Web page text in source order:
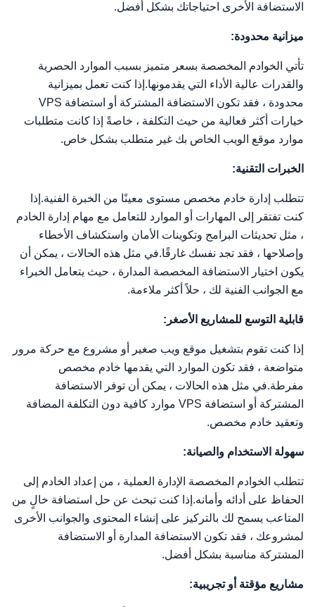
الاستضافة الأخرى احتياجاتك بشكل أفضل.
ميزانية محدودة:
تأتي الخوادم المخصصة بسعر متميز بسبب الموارد الحصرية
والقدرات عالية الأداء التي يقدمونها.إذا كنت تعمل بميزانية
محدودة ، فقد تكون الاستضافة المشتركة أو استضافة VPS
خيارات أكثر فعالية من حيث التكلفة ، خاصةً إذا كانت متطلبات
موارد موقع الويب الخاص بك غير متطلب بشكل خاص.
الخبرات التقنية:
تتطلب إدارة خادم مخصص مستوى معينًا من الخبرة الفنية.إذا
كنت تفتقر إلى المهارات أو الموارد للتعامل مع مهام إدارة الخادم
، مثل تحديثات البرامج وتكوينات الأمان واستكشاف الأخطاء
وإصلاحها ، فقد تجد نفسك غارقًا.في مثل هذه الحالات ، يمكن أن
يكون اختيار الاستضافة المخصصة المدارة ، حيث يتعامل الخبراء
مع الجوانب الفنية لك ، حلاً أكثر ملاءمة.
قابلية التوسع للمشاريع الأصغر:
إذا كنت تقوم بتشغيل موقع ويب صغير أو مشروع مع حركة مرور
متواضعة ، فقد تكون الموارد التي يقدمها خادم مخصص
مفرطة.في مثل هذه الحالات ، يمكن أن توفر الاستضافة
المشتركة أو استضافة VPS موارد كافية دون التكلفة المضافة
وتعقيد خادم مخصص.
سهولة الاستخدام والصيانة:
تتطلب الخوادم المخصصة الإدارة العملية ، من إعداد الخادم إلى
الحفاظ على أدائه وأمانه.إذا كنت تبحث عن حل استضافة خالٍ من
المتاعب يسمح لك بالتركيز على إنشاء المحتوى والجوانب الأخرى
لمشروعك ، فقد تكون الاستضافة المدارة أو الاستضافة
المشتركة مناسبة بشكل أفضل.
مشاريع مؤقتة أو تجريبية: